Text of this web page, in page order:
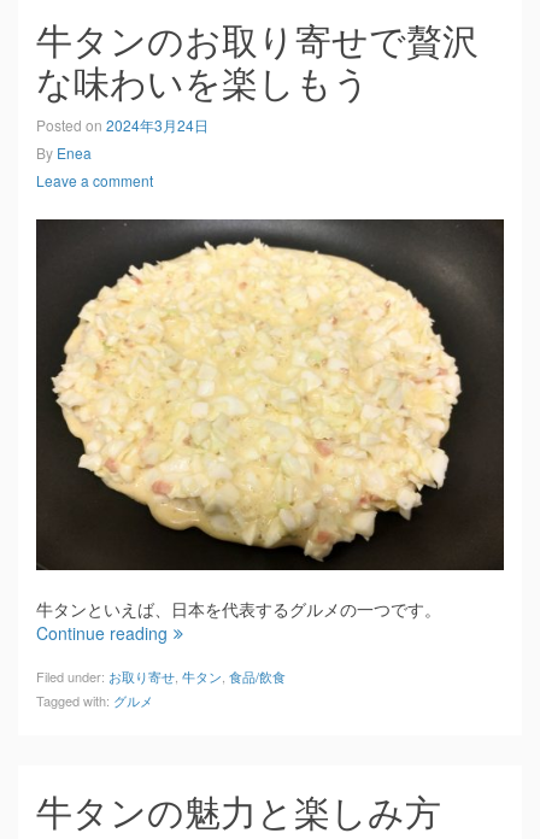
牛タンのお取り寄せで贅沢
な味わいを楽しもう
Posted on 2024年3月24日
By Enea
Leave a comment
牛タンといえば、日本を代表するグルメの一つです。
Continue reading
Filed under: お取り寄せ 牛タン 食品/飲食
Tagged with: グルメ
牛タンの魅力と楽しみ方